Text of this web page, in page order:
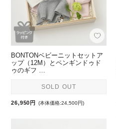
BONTONベビーニットセットア
ップ（12M）とペンギンドゥド
ゥのギフ …
SOLD OUT
26,950円 (本体価格:24,500円)